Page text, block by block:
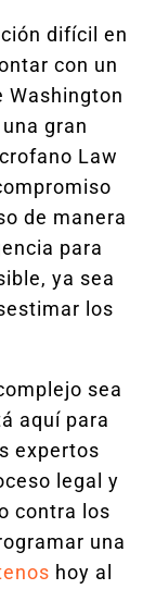
difícil en
con un
Washington
gran
Law
de manera
para
ya sea
los
sea
aquí para
expertos
legal y
contra los
una
hoy al